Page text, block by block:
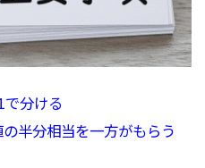
で分ける
半分相当を一方がもらう